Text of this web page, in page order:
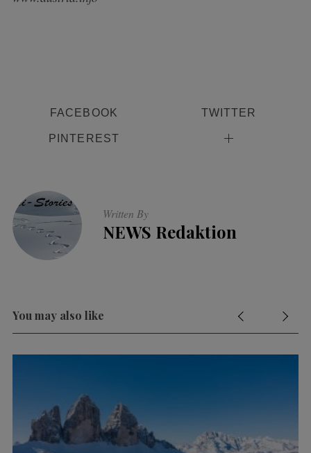
FACEBOOK TWITTER
PINTEREST
Written By
NEWS Redaktion
You may also like